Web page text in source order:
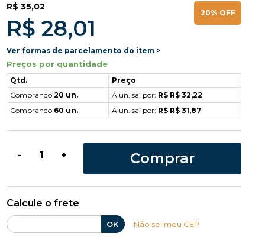
20% OFF
R$ 35,02
R$ 28,01
Ver formas de parcelamento do item >
Preços por quantidade
Qtd.
Preço
Comprando 20 un. A un. sai por: R$ R$ 32,22
Comprando 60 un. A un. sai por: R$ R$ 31,87
- + Comprar
Calcule o frete
OK Não sei meu CEP